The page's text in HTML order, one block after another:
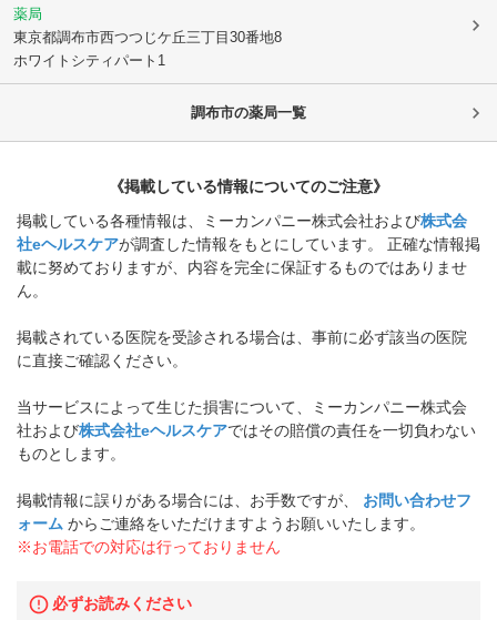
薬局
東京都調布市西つつじケ丘三丁目30番地8
ホワイトシティパート1
調布市の薬局一覧
《掲載している情報についてのご注意》
掲載している各種情報は、ミーカンパニー株式会社および株式会
社eヘルスケアが調査した情報をもとにしています。 正確な情報掲
載に努めておりますが、内容を完全に保証するものではありませ
ん。
掲載されている医院を受診される場合は、事前に必ず該当の医院
に直接ご確認ください。
当サービスによって生じた損害について、ミーカンパニー株式会
社および株式会社eヘルスケアではその賠償の責任を一切負わない
ものとします。
掲載情報に誤りがある場合には、お手数ですが、
お問い合わせフ
ォーム からご連絡をいただけますようお願いいたします。
※お電話での対応は行っておりません
必ずお読みください